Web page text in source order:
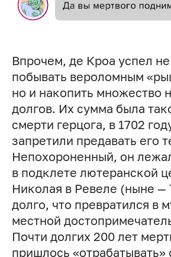
Впрочем, де Кроа успел
побывать вероломным
но и накопить множество
долгов. Их сумма была
смерти герцога, в 1702
запретили предавать его
Непохороненный, он
в подклете лютеранской
Николая в Ревеле (ныне —
долго, что превратился в
местной
Почти долгих 200 лет
пришлось «отрабатывать»